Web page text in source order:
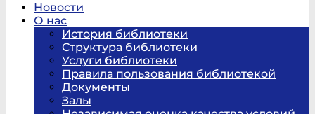
Новости
О нас
История библиотеки
Структура библиотеки
Услуги библиотеки
Правила пользования библиотекой
Документы
Залы